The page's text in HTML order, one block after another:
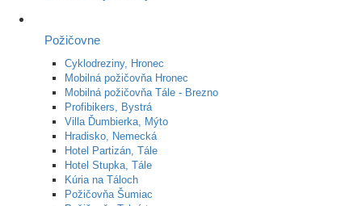
Požičovne
Cyklodreziny, Hronec
Mobilná požičovňa Hronec
Mobilná požičovňa Tále - Brezno
Profibikers, Bystrá
Villa Ďumbierka, Mýto
Hradisko, Nemecká
Hotel Partizán, Tále
Hotel Stupka, Tále
Kúria na Táloch
Požičovňa Šumiac